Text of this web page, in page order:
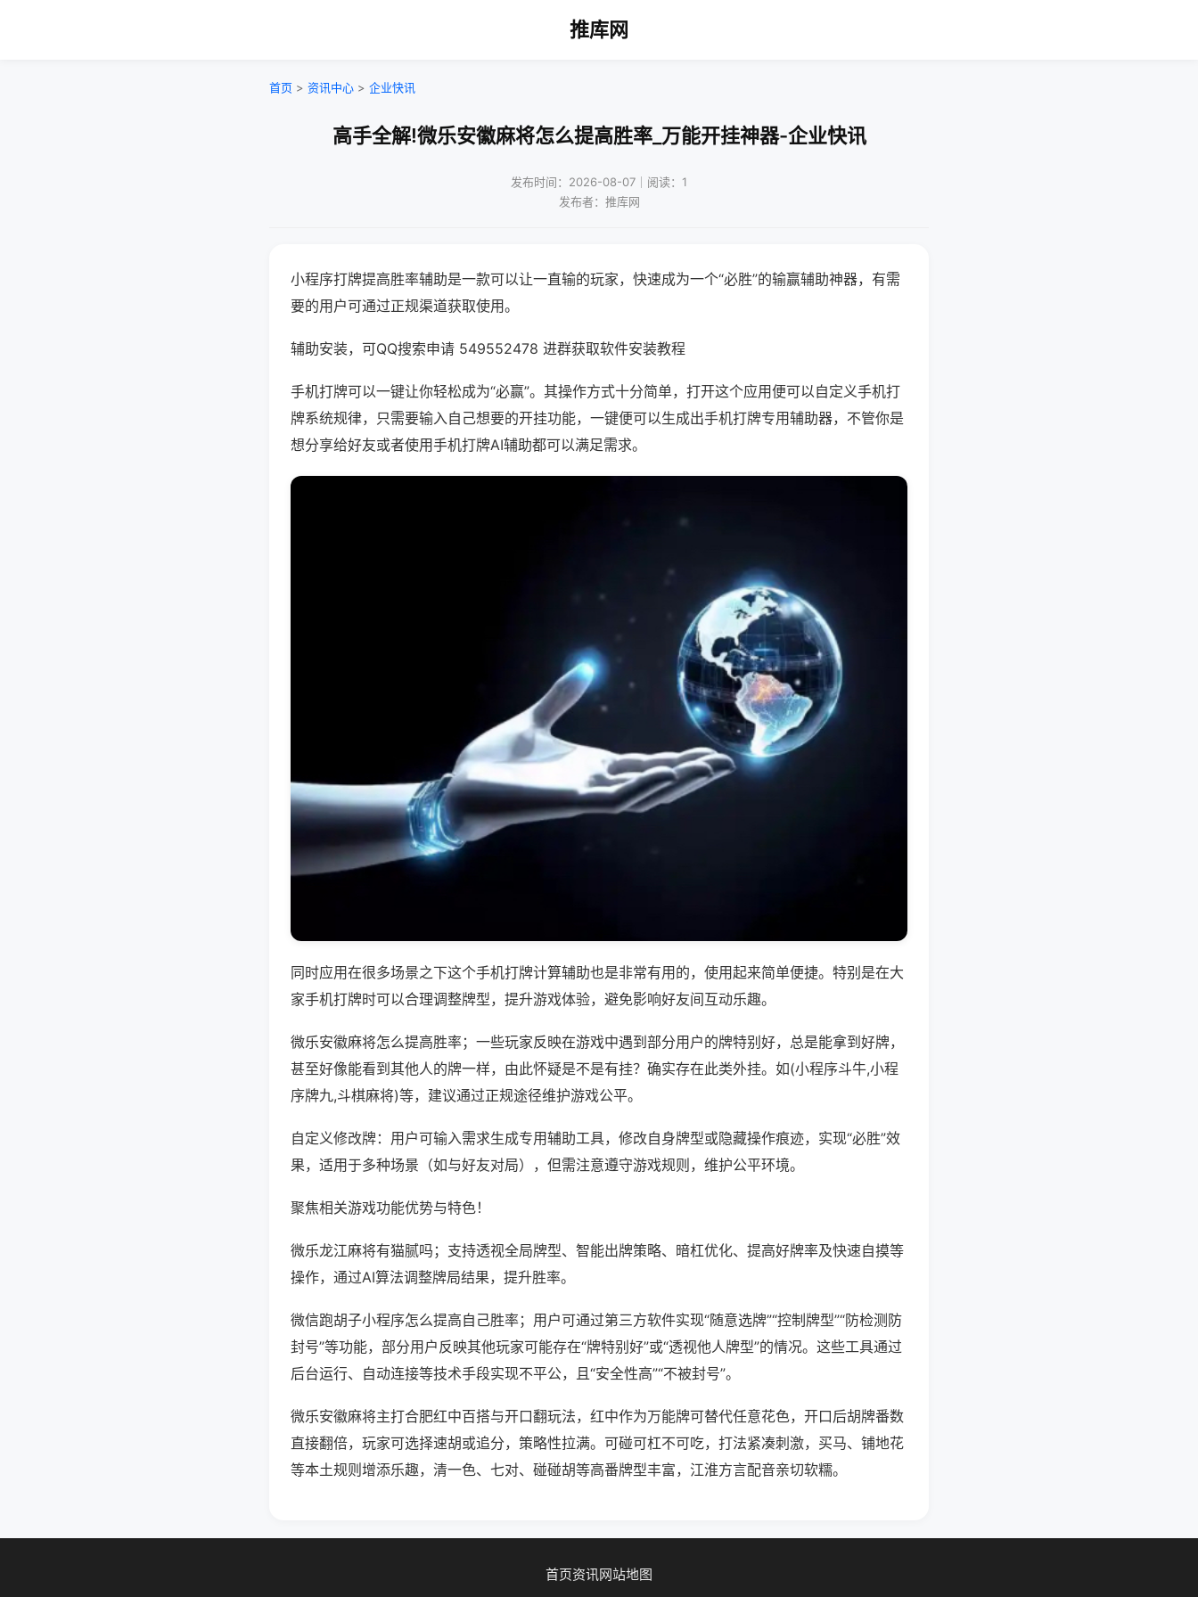
推库网
首页 > 资讯中心 > 企业快讯
高手全解!微乐安徽麻将怎么提高胜率_万能开挂神器-企业快讯
发布时间：2026-08-07｜阅读：1
发布者：推库网
小程序打牌提高胜率辅助是一款可以让一直输的玩家，快速成为一个“必胜”的输赢辅助神器，有需
要的用户可通过正规渠道获取使用。
辅助安装，可QQ搜索申请 549552478 进群获取软件安装教程
手机打牌可以一键让你轻松成为“必赢”。其操作方式十分简单，打开这个应用便可以自定义手机打
牌系统规律，只需要输入自己想要的开挂功能，一键便可以生成出手机打牌专用辅助器，不管你是
想分享给好友或者使用手机打牌AI辅助都可以满足需求。
同时应用在很多场景之下这个手机打牌计算辅助也是非常有用的，使用起来简单便捷。特别是在大
家手机打牌时可以合理调整牌型，提升游戏体验，避免影响好友间互动乐趣。
微乐安徽麻将怎么提高胜率；一些玩家反映在游戏中遇到部分用户的牌特别好，总是能拿到好牌，
甚至好像能看到其他人的牌一样，由此怀疑是不是有挂？确实存在此类外挂。如(小程序斗牛,小程
序牌九,斗棋麻将)等，建议通过正规途径维护游戏公平。
自定义修改牌：用户可输入需求生成专用辅助工具，修改自身牌型或隐藏操作痕迹，实现“必胜”效
果，适用于多种场景（如与好友对局），但需注意遵守游戏规则，维护公平环境。
聚焦相关游戏功能优势与特色！
微乐龙江麻将有猫腻吗；支持透视全局牌型、智能出牌策略、暗杠优化、提高好牌率及快速自摸等
操作，通过AI算法调整牌局结果，提升胜率。
微信跑胡子小程序怎么提高自己胜率；用户可通过第三方软件实现“随意选牌”“控制牌型”“防检测防
封号”等功能，部分用户反映其他玩家可能存在“牌特别好”或“透视他人牌型”的情况。这些工具通过
后台运行、自动连接等技术手段实现不平公，且“安全性高”“不被封号”。
微乐安徽麻将主打合肥红中百搭与开口翻玩法，红中作为万能牌可替代任意花色，开口后胡牌番数
直接翻倍，玩家可选择速胡或追分，策略性拉满。可碰可杠不可吃，打法紧凑刺激，买马、铺地花
等本土规则增添乐趣，清一色、七对、碰碰胡等高番牌型丰富，江淮方言配音亲切软糯。
首页资讯网站地图